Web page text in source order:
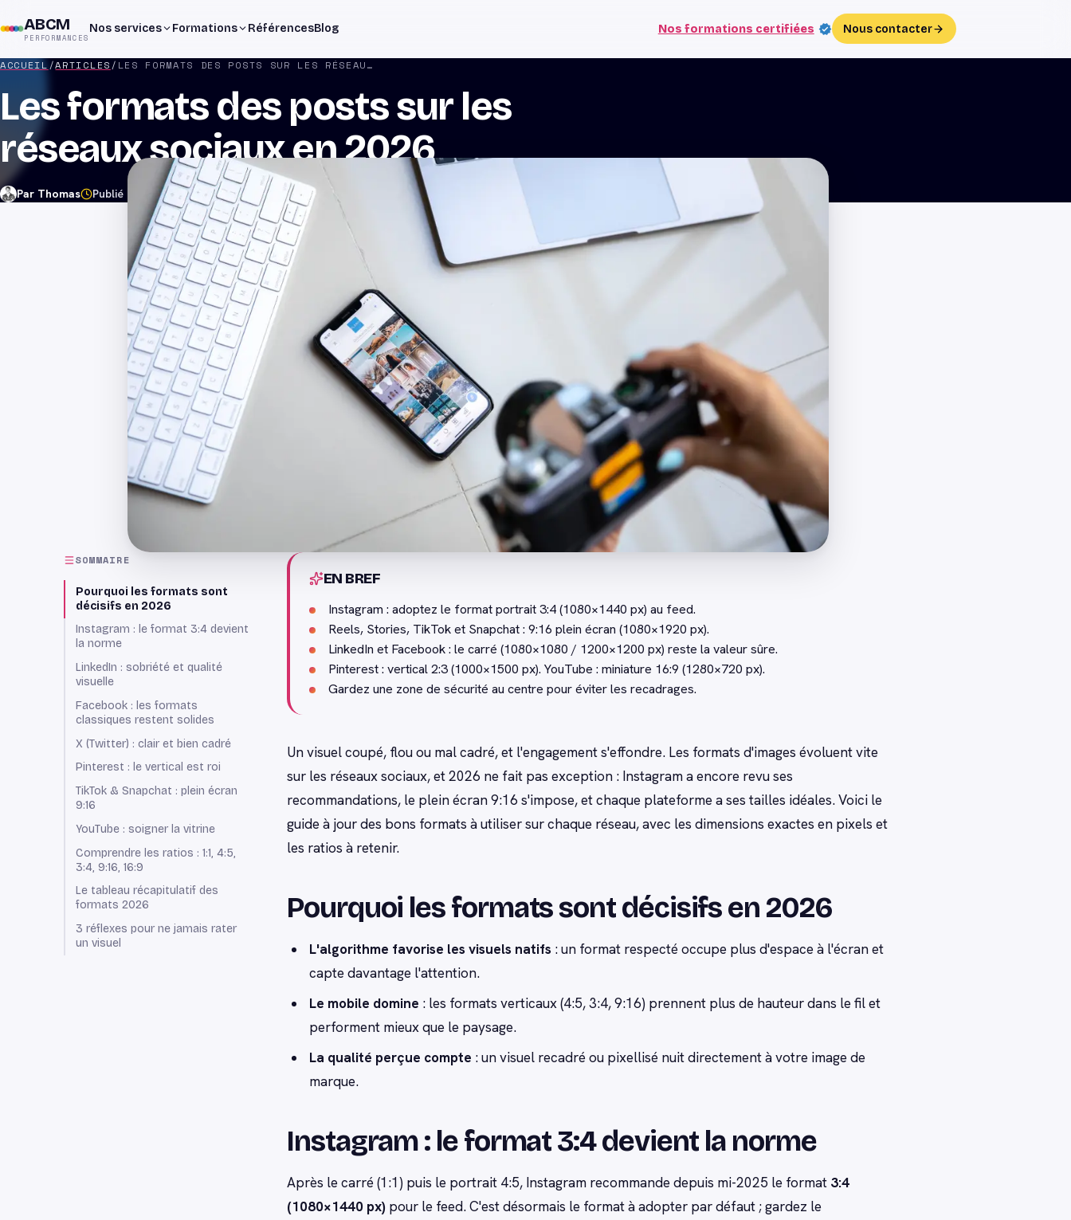
ABCM
PERFORMANCES
Nos services Formations RéférencesBlog Nos formations certifiées Nous contacter
ACCUEIL /ARTICLES / LES FORMATS DES POSTS SUR LES RÉSEAUX SOCIAUX EN 2026
Les formats des posts sur les
réseaux sociaux en 2026
Par Thomas Publié le 17 juin 2025 Mis à jour le30 juin 2026
SOMMAIRE
Pourquoi les formats sont
décisifs en 2026
Instagram : le format 3:4 devient
la norme
LinkedIn : sobriété et qualité
visuelle
Facebook : les formats
classiques restent solides
X (Twitter) : clair et bien cadré
Pinterest : le vertical est roi
TikTok & Snapchat : plein écran
9:16
YouTube : soigner la vitrine
Comprendre les ratios : 1:1, 4:5,
3:4, 9:16, 16:9
Le tableau récapitulatif des
formats 2026
3 réflexes pour ne jamais rater
un visuel
EN BREF
Instagram : adoptez le format portrait 3:4 (1080×1440 px) au feed.
Reels, Stories, TikTok et Snapchat : 9:16 plein écran (1080×1920 px).
LinkedIn et Facebook : le carré (1080×1080 / 1200×1200 px) reste la valeur sûre.
Pinterest : vertical 2:3 (1000×1500 px). YouTube : miniature 16:9 (1280×720 px).
Gardez une zone de sécurité au centre pour éviter les recadrages.
Un visuel coupé, flou ou mal cadré, et l'engagement s'effondre. Les formats d'images évoluent vite
sur les réseaux sociaux, et 2026 ne fait pas exception : Instagram a encore revu ses
recommandations, le plein écran 9:16 s'impose, et chaque plateforme a ses tailles idéales. Voici le
guide à jour des bons formats à utiliser sur chaque réseau, avec les dimensions exactes en pixels et
les ratios à retenir.
Pourquoi les formats sont décisifs en 2026
L'algorithme favorise les visuels natifs : un format respecté occupe plus d'espace à l'écran et
capte davantage l'attention.
Le mobile domine : les formats verticaux (4:5, 3:4, 9:16) prennent plus de hauteur dans le fil et
performent mieux que le paysage.
La qualité perçue compte : un visuel recadré ou pixellisé nuit directement à votre image de
marque.
Instagram : le format 3:4 devient la norme
Après le carré (1:1) puis le portrait 4:5, Instagram recommande depuis mi-2025 le format 3:4
(1080×1440 px) pour le feed. C'est désormais le format à adopter par défaut ; gardez le